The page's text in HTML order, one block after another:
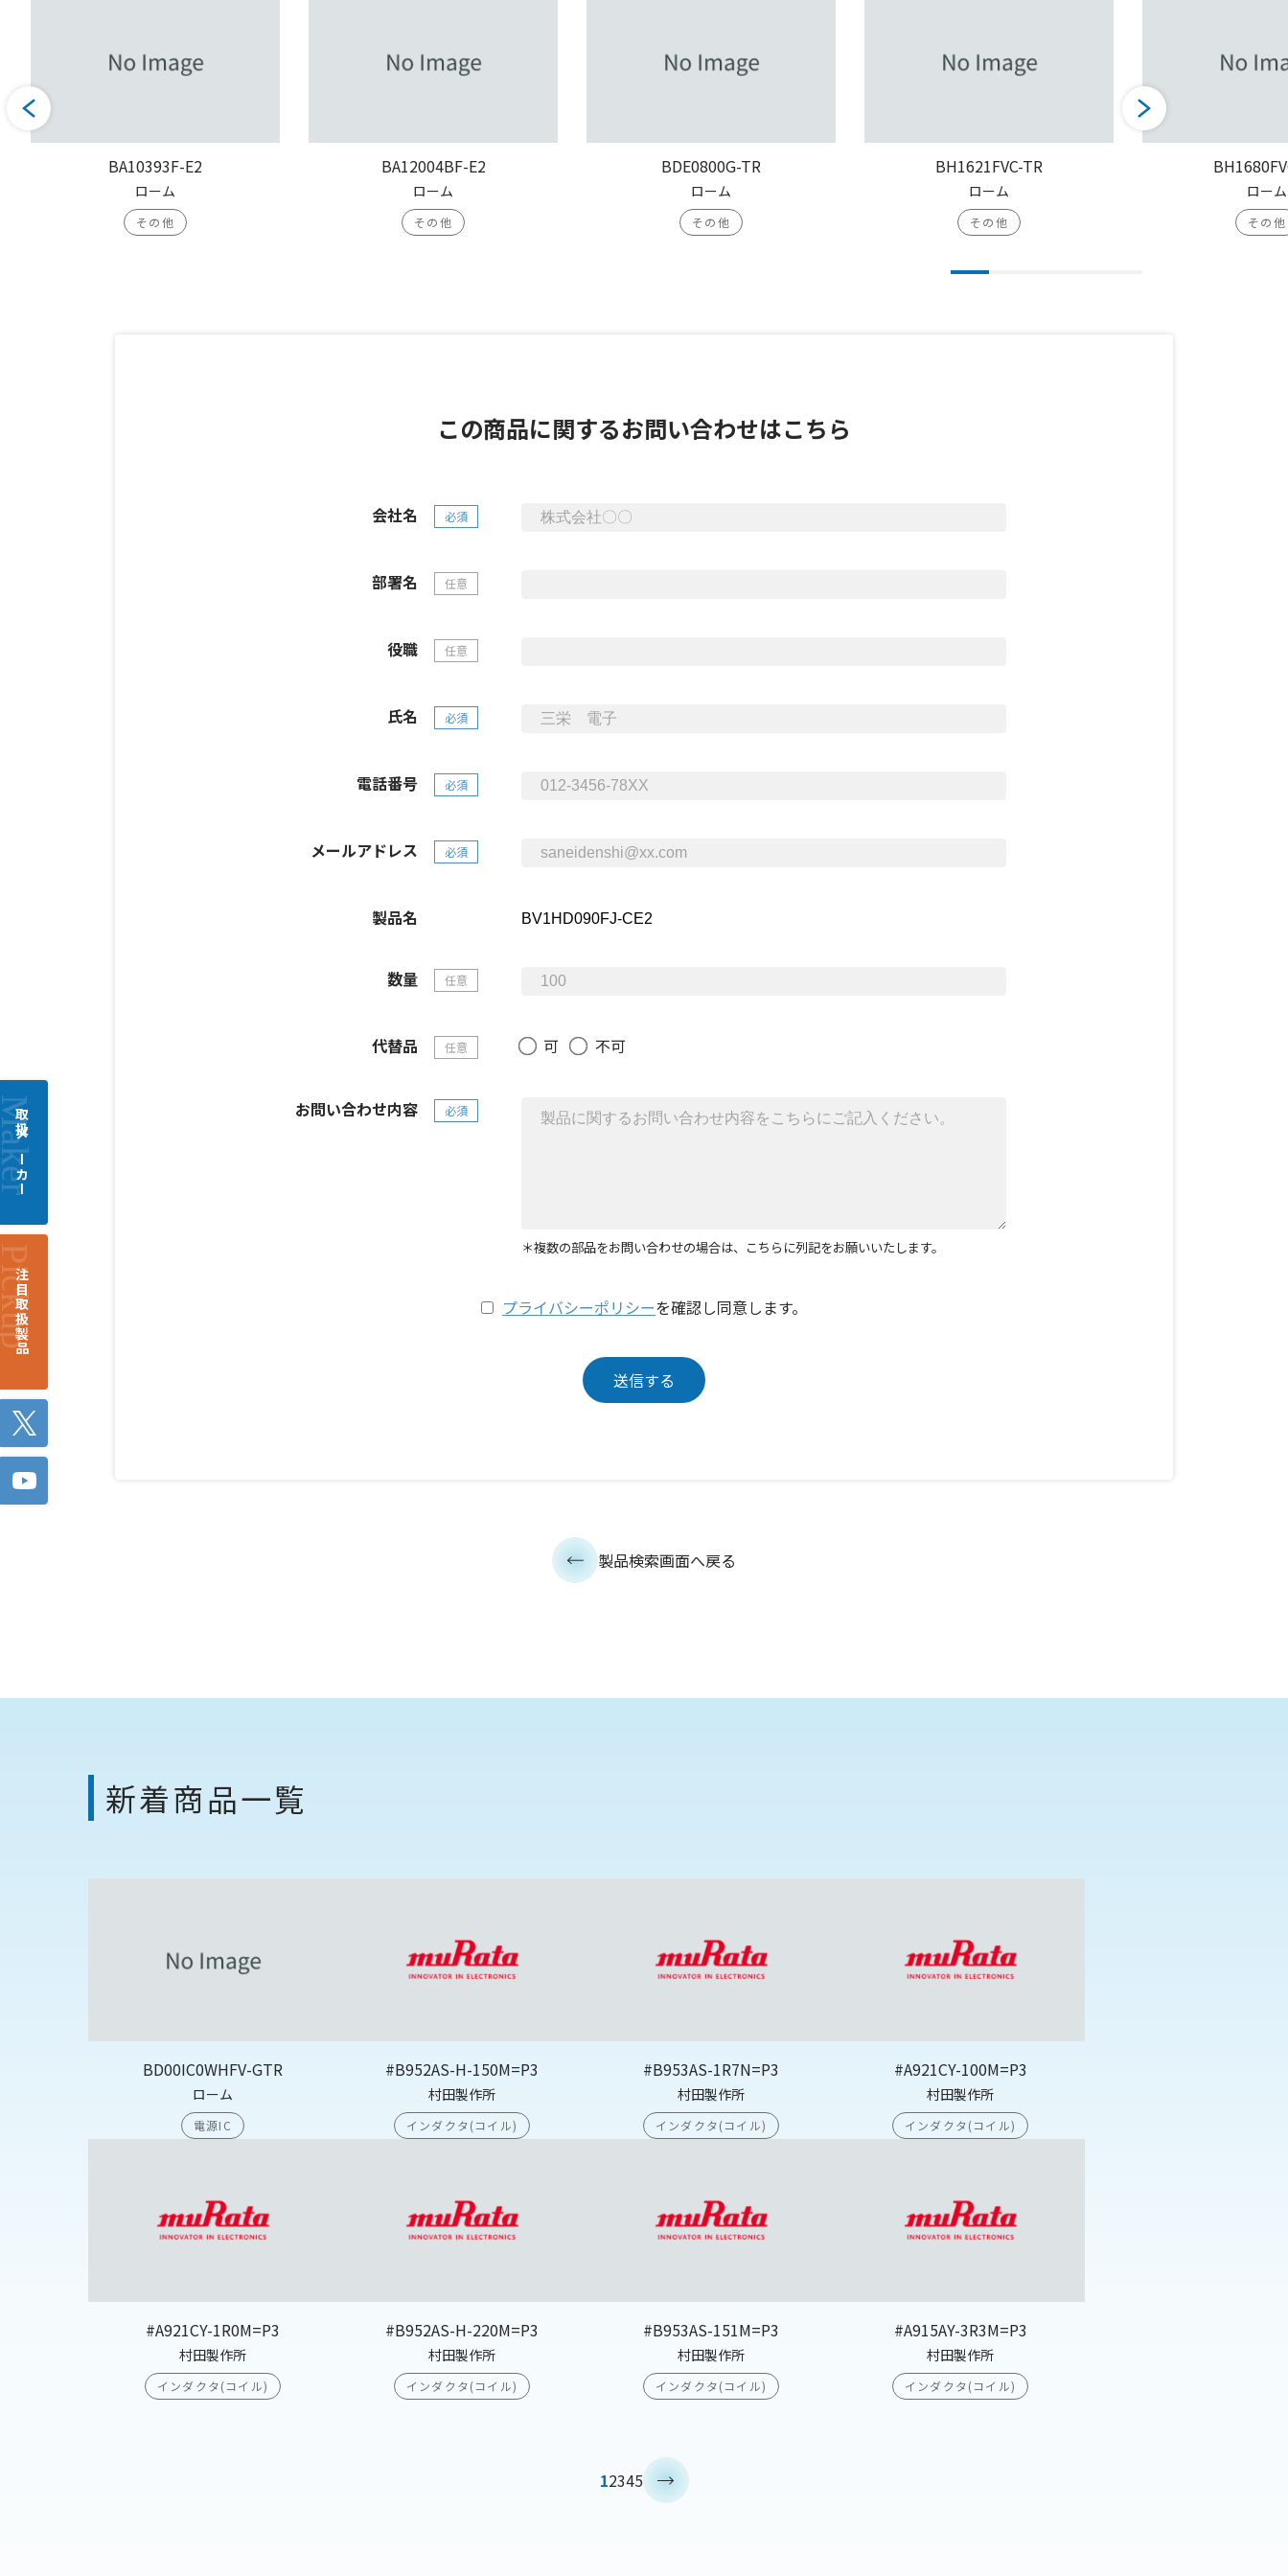
BA10393F-E2
ローム
その他
BA12004BF-E2
ローム
その他
BDE0800G-TR
ローム
その他
BH1621FVC-TR
ローム
その他
ローム
その他
この商品に関するお問い合わせはこちら
会社名 必須
部署名 任意
役職 任意
氏名 必須
電話番号 必須
メールアドレス 必須
製品名
数量 任意
代替品 任意 可 不可
お問い合わせ内容 必須
＊複数の部品をお問い合わせの場合は、こちらに列記をお願いいたします。
プライバシーポリシーを確認し同意します。
製品検索画面へ戻る
新着商品一覧
BD00IC0WHFV-GTR
ローム
電源IC
#B952AS-H-150M=P3
村田製作所
インダクタ(コイル)
#B953AS-1R7N=P3
村田製作所
インダクタ(コイル)
#A921CY-100M=P3
村田製作所
インダクタ(コイル)
#A921CY-1R0M=P3
村田製作所
インダクタ(コイル)
#B952AS-H-220M=P3
村田製作所
インダクタ(コイル)
#B953AS-151M=P3
村田製作所
インダクタ(コイル)
#A915AY-3R3M=P3
村田製作所
インダクタ(コイル)
12345
取扱メーカー
注目取扱製品